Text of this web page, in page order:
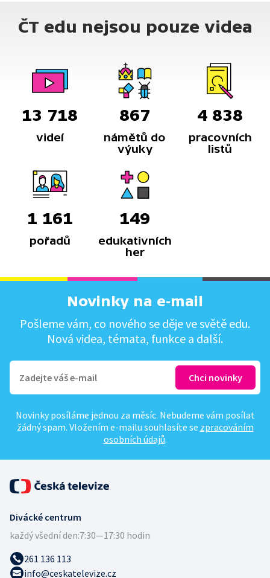
na kterou dochází ve škole dokonce o dva ročníky
ČT edu nejsou pouze videa
13 718
videí
867
námětů do
výuky
4 838
pracovních
listů
1 161
pořadů
149
edukativních
her
Novinky na e-mail
Pošleme vám, co nového se děje ve světě edu.
Nová videa, témata, funkce a další.
Novinky posíláme jednou za měsíc. Nebudeme vám posílat
žádný spam. Vložením e-mailu souhlasíte se zpracováním
osobních údajů.